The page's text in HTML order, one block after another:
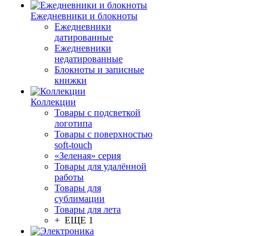
Ежедневники и блокноты
Ежедневники
датированные
Ежедневники
недатированные
Блокноты и записные
книжки
Коллекции
Товары с подсветкой
логотипа
Товары с поверхностью
soft-touch
«Зеленая» серия
Товары для удалённой
работы
Товары для
сублимации
Товары для лета
+ ЕЩЕ 1